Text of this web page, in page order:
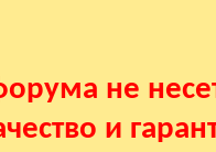
не
и